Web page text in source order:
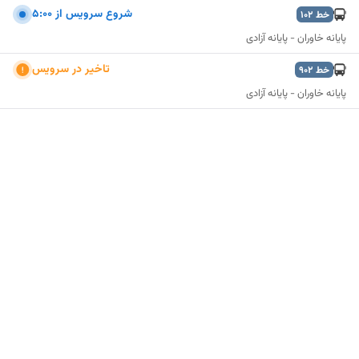
خط 102 شروع سرويس از 5:00
پایانه خاوران - پایانه آزادی
خط 902 تاخير در سرويس
پایانه خاوران - پایانه آزادی